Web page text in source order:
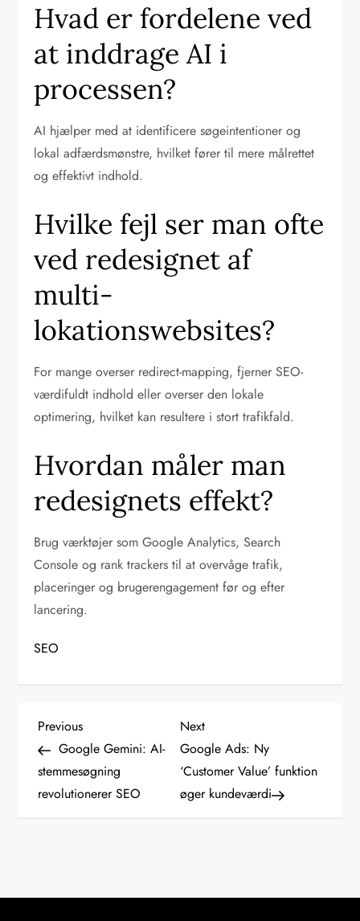
Hvad er fordelene ved
at inddrage AI i
processen?
AI hjælper med at identificere søgeintentioner og
lokal adfærdsmønstre, hvilket fører til mere målrettet
og effektivt indhold.
Hvilke fejl ser man ofte
ved redesignet af
multi-
lokationswebsites?
For mange overser redirect-mapping, fjerner SEO-
værdifuldt indhold eller overser den lokale
optimering, hvilket kan resultere i stort trafikfald.
Hvordan måler man
redesignets effekt?
Brug værktøjer som Google Analytics, Search
Console og rank trackers til at overvåge trafik,
placeringer og brugerengagement før og efter
lancering.
SEO
I
n
d
g
Previous
Post
Previous
Google Gemini: AI-
stemmesøgning
revolutionerer SEO
Next
Post
Next
Google Ads: Ny
‘Customer Value’ funktion
øger kundeværdi